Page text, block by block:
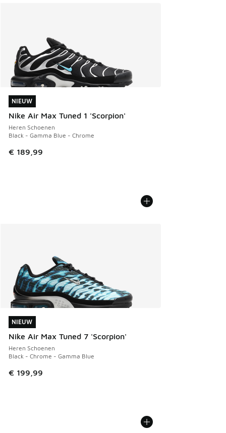
NIEUW
Nike Air Max Tuned 1 'Scorpion'
Heren Schoenen
Black - Gamma Blue - Chrome
€ 189,99
NIEUW
NIEUW
Nike Air Max Tuned 7 'Scorpion'
Heren Schoenen
Black - Chrome - Gamma Blue
€ 199,99
NIEUW